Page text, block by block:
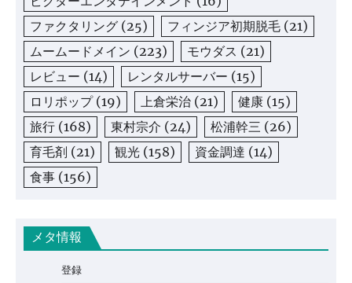
ファクタリング (25) フィンジア初期脱毛 (21)
ムームードメイン (223) モウダス (21)
レビュー (14) レンタルサーバー (15)
ロリポップ(19) 上倉栄治 (21) 健康 (15)
旅行 (168) 東村宗介 (24) 松浦幹三 (26)
育毛剤 (21) 観光 (158) 資金調達 (14)
食事 (156)
メタ情報
登録